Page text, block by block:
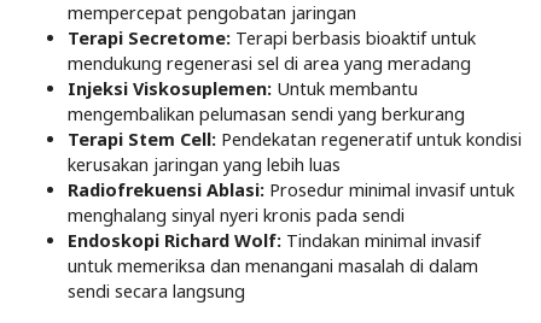
mempercepat pengobatan jaringan
Terapi Secretome: Terapi berbasis bioaktif untuk
mendukung regenerasi sel di area yang meradang
Injeksi Viskosuplemen: Untuk membantu
mengembalikan pelumasan sendi yang berkurang
Terapi Stem Cell: Pendekatan regeneratif untuk kondisi
kerusakan jaringan yang lebih luas
Radiofrekuensi Ablasi: Prosedur minimal invasif untuk
menghalang sinyal nyeri kronis pada sendi
Endoskopi Richard Wolf: Tindakan minimal invasif
untuk memeriksa dan menangani masalah di dalam
sendi secara langsung